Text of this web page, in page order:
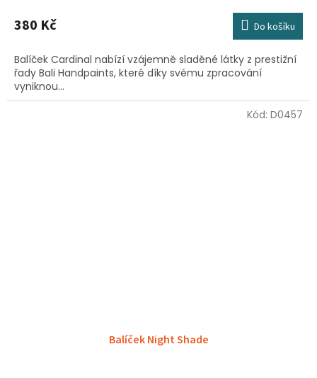
380 Kč Do košíku
Balíček Cardinal nabízí vzájemně sladěné látky z prestižní
řady Bali Handpaints, které díky svému zpracování
vyniknou...
Balíček Night Shade
Kód: D0457